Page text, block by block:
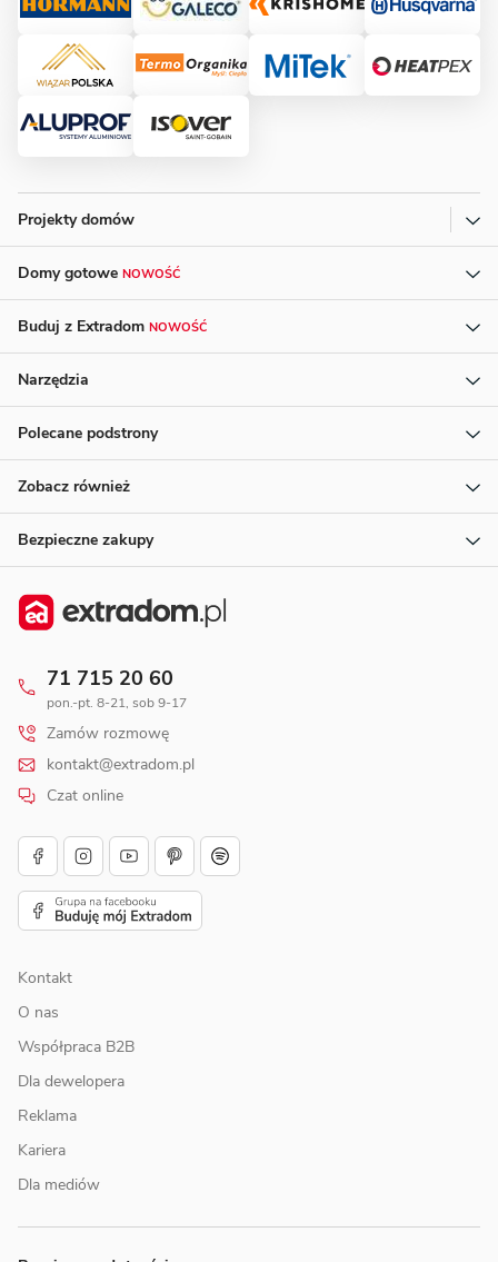
Projekty domów
Domy gotowe NOWOŚĆ
Buduj z Extradom NOWOŚĆ
Narzędzia
Polecane podstrony
Zobacz również
Bezpieczne zakupy
71 715 20 60
pon.-pt. 8-21, sob 9-17
Zamów rozmowę
kontakt@extradom.pl
Czat online
Kontakt
O nas
Współpraca B2B
Dla dewelopera
Reklama
Kariera
Dla mediów